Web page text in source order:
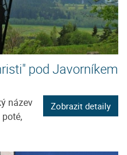
pod Javorníkem
název
Zobrazit detaily